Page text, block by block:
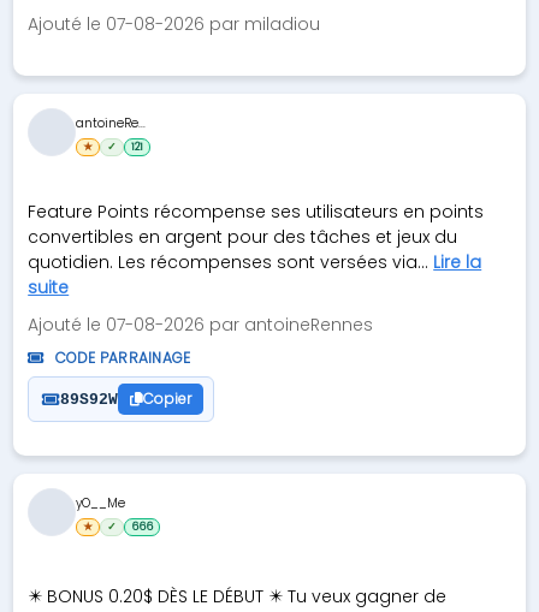
Ajouté le 07-08-2026 par miladiou
Feature Points récompense ses utilisateurs en points
convertibles en argent pour des tâches et jeux du
quotidien. Les récompenses sont versées via... Lire la
suite
Ajouté le 07-08-2026 par antoineRennes
CODE PARRAINAGE
89S92W Copier
antoineRe...
★ ✓ 121
✴️ BONUS 0.20$ DÈS LE DÉBUT ✴️ Tu veux gagner de
yO__Me
★ ✓ 666